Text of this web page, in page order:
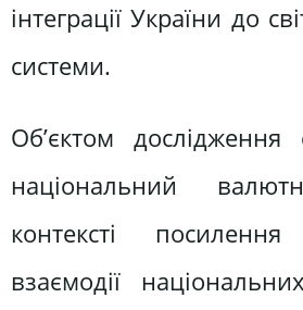
інтеграції України до
системи.
Об’єктом
національний
контексті посилення
взаємодії